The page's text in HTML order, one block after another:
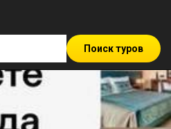
Поиск туров